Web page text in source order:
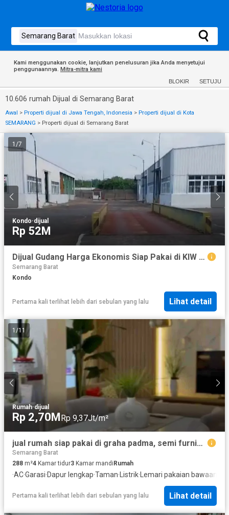
Kami menggunakan cookie, lanjutkan penelusuran jika Anda menyetujui
penggunaannya. Mitra-mitra kami
BLOKIR SETUJU
10.606 rumah Dijual di Semarang Barat
Awal > Properti dijual di Jawa Tengah, Indonesia > Properti dijual di Kota
SEMARANG > Properti dijual di Semarang Barat
1 /7
Kondo·dijual
Rp 52M
Dijual Gudang Harga Ekonomis Siap Pakai di KIW Tugu Semarang
Semarang Barat
Kondo
Pertama kali terlihat lebih dari sebulan yang lalu Lihat detail
1 /11
Rumah·dijual
Rp 2,70MRp 9,37Jt/m²
jual rumah siap pakai di graha padma, semi furnish, dekat dengan sekolah favorit karang turi
Semarang Barat
288 m²4 Kamar tidur3 Kamar mandi Rumah
·AC·Garasi·Dapur lengkap·Taman·Listrik·Lemari pakaian bawaan
Pertama kali terlihat lebih dari sebulan yang lalu Lihat detail